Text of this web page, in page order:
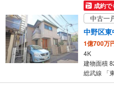
成約で
中古一
中野区東
1億700万
4K
建物面積
総武線 「